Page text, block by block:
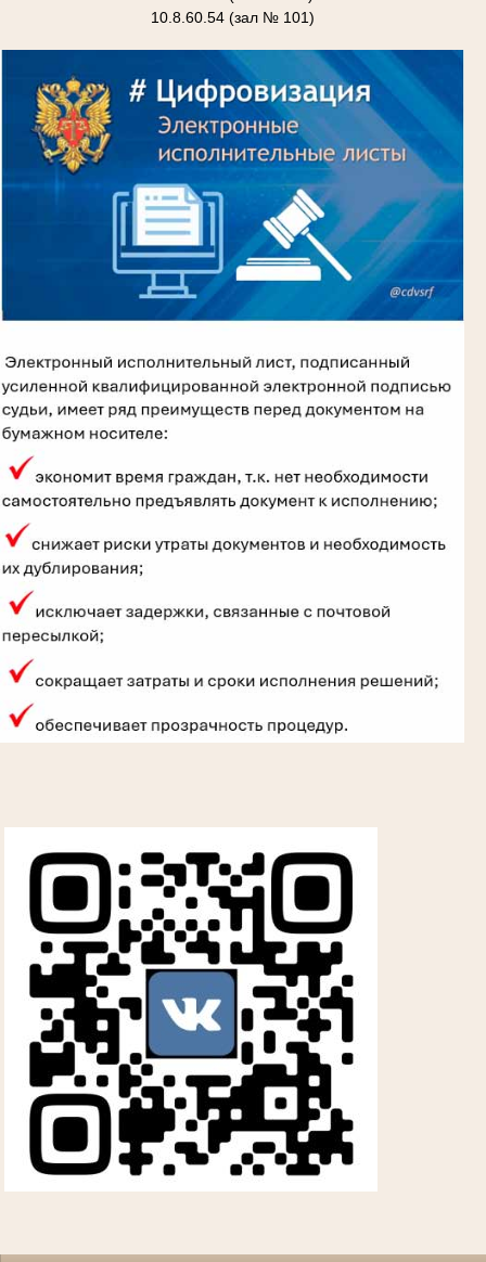
10.8.60.54 (зал № 101)